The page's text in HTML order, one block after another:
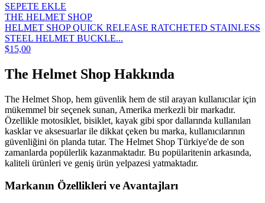
SEPETE EKLE
THE HELMET SHOP
HELMET SHOP QUICK RELEASE RATCHETED STAINLESS
STEEL HELMET BUCKLE...
$15,00
The Helmet Shop Hakkında
The Helmet Shop, hem güvenlik hem de stil arayan kullanıcılar için
mükemmel bir seçenek sunan, Amerika merkezli bir markadır.
Özellikle motosiklet, bisiklet, kayak gibi spor dallarında kullanılan
kasklar ve aksesuarlar ile dikkat çeken bu marka, kullanıcılarının
güvenliğini ön planda tutar. The Helmet Shop Türkiye'de de son
zamanlarda popülerlik kazanmaktadır. Bu popülaritenin arkasında,
kaliteli ürünleri ve geniş ürün yelpazesi yatmaktadır.
Markanın Özellikleri ve Avantajları